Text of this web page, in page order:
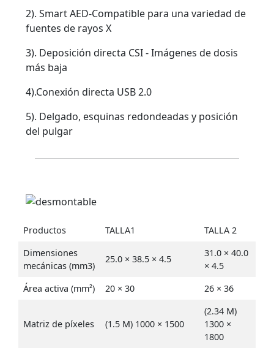
2). Smart AED-Compatible para una variedad de
fuentes de rayos X
3). Deposición directa CSI - Imágenes de dosis
más baja
4).Conexión directa USB 2.0
5). Delgado, esquinas redondeadas y posición
del pulgar
Productos TALLA1
TALLA 2
Dimensiones
mecánicas (mm3)
25.0 × 38.5 × 4.5
31.0 × 40.0
× 4.5
Área activa (mm²)
20 × 30 26 × 36
Matriz de píxeles (1.5 M) 1000 × 1500
(2.34 M)
1300 ×
1800